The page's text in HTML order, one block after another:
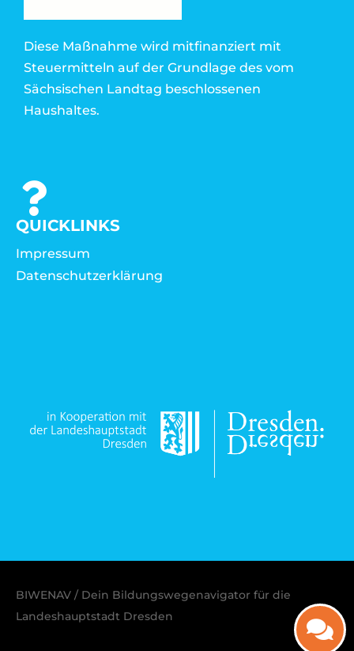
Diese Maßnahme wird mitfinanziert mit
Steuermitteln auf der Grundlage des vom
Sächsischen Landtag beschlossenen
Haushaltes.
QUICKLINKS
Impressum
Datenschutzerklärung
BIWENAV / Dein Bildungswegenavigator für die
Landeshauptstadt Dresden